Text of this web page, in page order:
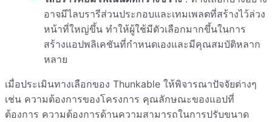
อาจมีไลบรารีส่วนประกอบและเทมเพลตที่สร้างไว้ล่วง
หน้าที่ใหญ่ขึ้น ทำให้ผู้ใช้มีตัวเลือกมากขึ้นในการ
สร้างแอปพลิเคชันที่กำหนดเองและมีคุณสมบัติหลาก
หลาย
เมื่อประเมินทางเลือกของ Thunkable ให้พิจารณาปัจจัยต่างๆ
เช่น ความต้องการของโครงการ คุณลักษณะของแอปที่
ต้องการ ความต้องการด้านความสามารถในการปรับขนาด